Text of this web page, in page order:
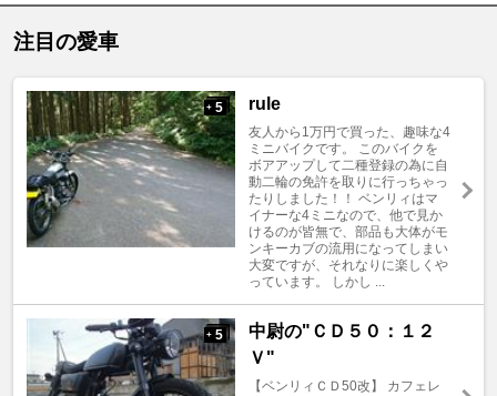
注目の愛車
+ 5 rule
友人から1万円で買った、趣味な4
ミニバイクです。 このバイクを
ボアアップして二種登録の為に自
動二輪の免許を取りに行っちゃっ
たりしました！！ ベンリィはマ
イナーな4ミニなので、他で見か
けるのが皆無で、部品も大体がモ
ンキーカブの流用になってしまい
大変ですが、それなりに楽しくや
っています。 しかし ...
+ 5
中尉の"ＣＤ５０：１２
Ｖ"
【ベンリィＣＤ50改】 カフェレ